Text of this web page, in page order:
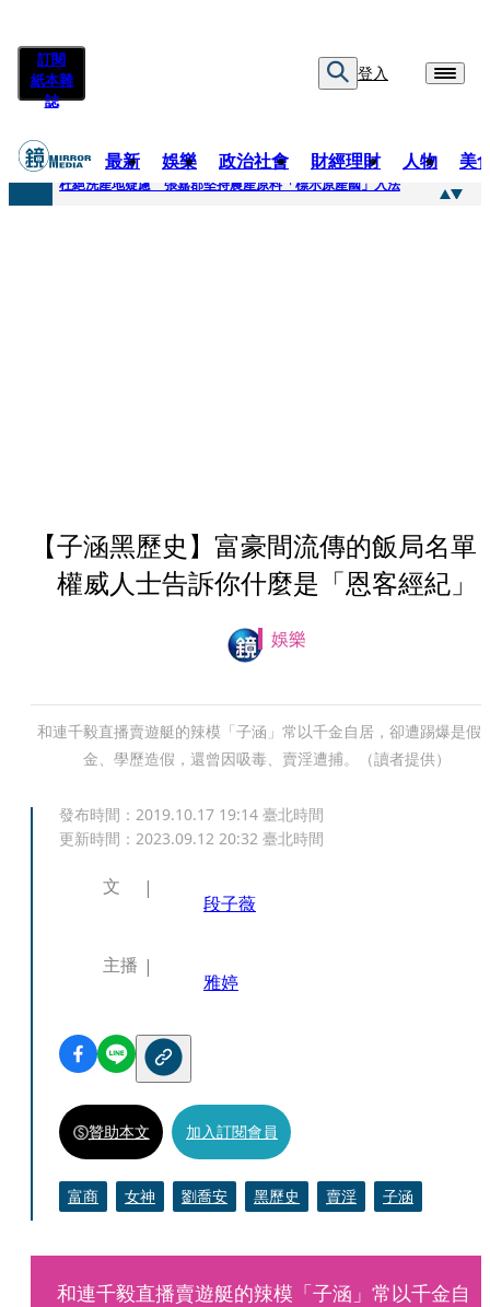
訂閱
紙本雜
誌
登入
最新 娛樂 政治社會 財經理財 人物 美
快訊
杜絕洗產地疑慮 張嘉郡堅持農產原料「標示原產國」入法
【子涵黑歷史】富豪間流傳的飯局名
權威人士告訴你什麼是「恩客經紀」
娛樂
和連千毅直播賣遊艇的辣模「子涵」常以千金自居，卻遭踢爆是假
金、學歷造假，還曾因吸毒、賣淫遭捕。（讀者提供）
發布時間： 2019.10.17 19:14 臺北時間
更新時間： 2023.09.12 20:32 臺北時間
文
段子薇
主播
雅婷
贊助本文 加入訂閱會員
富商 女神 劉喬安 黑歷史 賣淫 子涵
和連千毅直播賣遊艇的辣模「子涵」常以千金自